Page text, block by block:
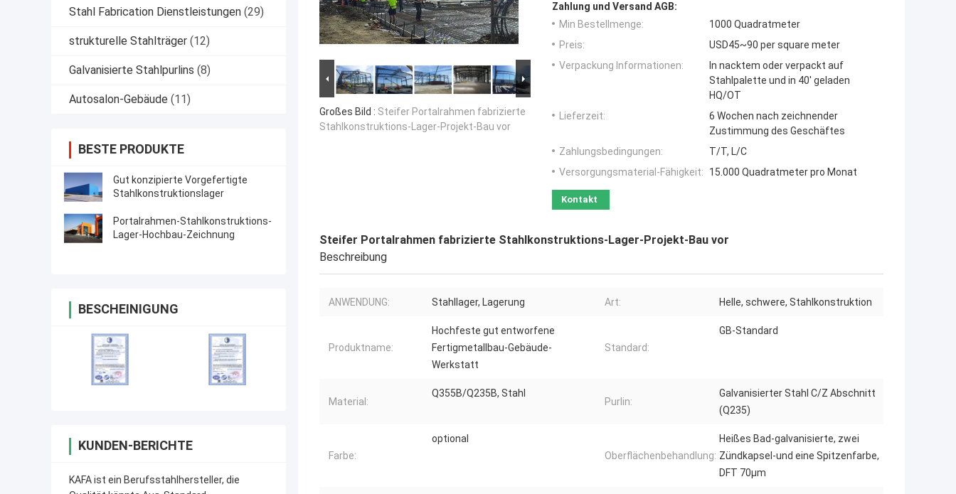
Stahl Fabrication Dienstleistungen (29)
strukturelle Stahlträger (12)
Galvanisierte Stahlpurlins (8)
Autosalon-Gebäude (11)
BESTE PRODUKTE
Gut konzipierte Vorgefertigte
Stahlkonstruktionslager
Portalrahmen-Stahlkonstruktions-
Lager-Hochbau-Zeichnung
BESCHEINIGUNG
KUNDEN-BERICHTE
KAFA ist ein Berufsstahlhersteller, die
Großes Bild : Steifer Portalrahmen fabrizierte
Stahlkonstruktions-Lager-Projekt-Bau vor
Zahlung und Versand AGB:
Min Bestellmenge:
1000 Quadratmeter
Preis:
USD45~90 per square meter
Verpackung Informationen:
In nacktem oder verpackt auf
Stahlpalette und in 40' geladen
HQ/OT
Lieferzeit:
6 Wochen nach zeichnender
Zustimmung des Geschäftes
Zahlungsbedingungen:
T/T, L/C
Versorgungsmaterial-Fähigkeit:
15.000 Quadratmeter pro Monat
Kontakt
Steifer Portalrahmen fabrizierte Stahlkonstruktions-Lager-Projekt-Bau vor
Beschreibung
ANWENDUNG: Stahllager, Lagerung Art: Helle, schwere, Stahlkonstruktion
Produktname:
Hochfeste gut entworfene
Fertigmetallbau-Gebäude-
Werkstatt
Standard:
GB-Standard
Material:
Q355B/Q235B, Stahl
Purlin:
Galvanisierter Stahl C/Z Abschnitt
(Q235)
Farbe:
optional
Oberflächenbehandlung:
Heißes Bad-galvanisierte, zwei
Zündkapsel-und eine Spitzenfarbe,
DFT 70μm